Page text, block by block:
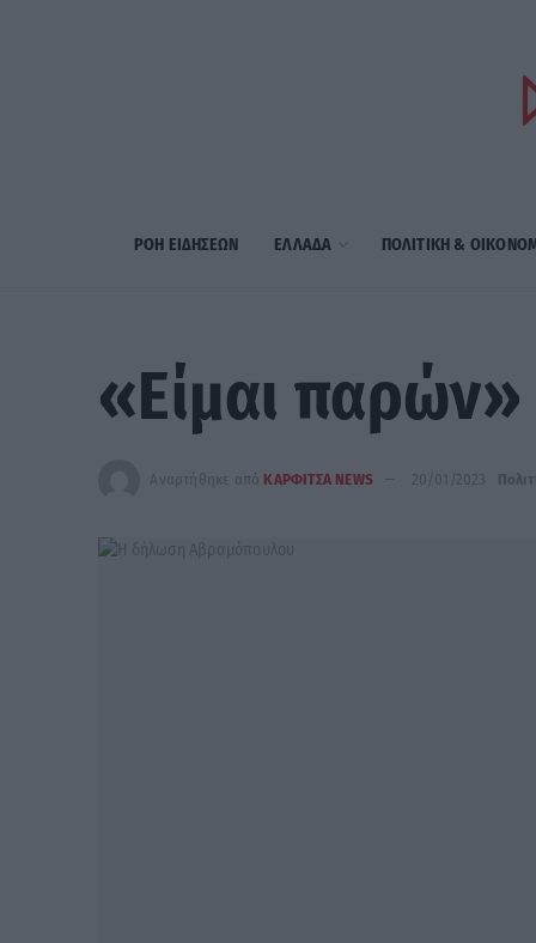
ΡΟΗ ΕΙΔΗΣΕΩΝ ΕΛΛΑΔΑ ΠΟΛΙΤΙΚΗ &
«Είμαι
Αναρτήθηκε από ΚΑΡΦΙΤΣΑ NEWS 20/01/2023